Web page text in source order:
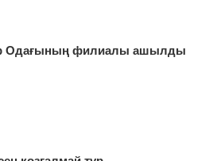
Одағының филиалы ашылды